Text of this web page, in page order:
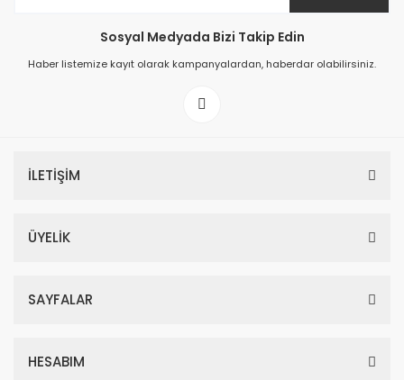
Sosyal Medyada Bizi Takip Edin
Haber listemize kayıt olarak kampanyalardan, haberdar olabilirsiniz.
İLETİŞİM
ÜYELİK
SAYFALAR
HESABIM